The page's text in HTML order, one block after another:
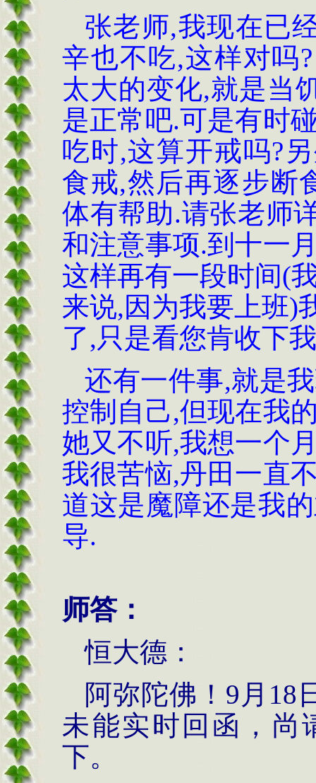
张老师,我现在已
辛也不吃,这样对吗
太大的变化,就是当
是正常吧.可是有时
吃时,这算开戒吗?
食戒,然后再逐步断
体有帮助.请张老师
和注意事项.到十一
这样再有一段时间(
来说,因为我要上班)
了,只是看您肯收下
还有一件事,就是
控制自己,但现在我
她又不听,我想一个
我很苦恼,丹田一直
道这是魔障还是我
导.
师答：
恒大德：
阿弥陀佛！ 9 月 18
未能实时回函，尚
下。